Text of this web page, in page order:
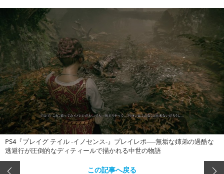
PS4『プレイグ テイル -イノセンス-』プレイレポ──無垢な姉弟の過酷な
逃避行が圧倒的なディティールで描かれる中世の物語
この記事へ戻る